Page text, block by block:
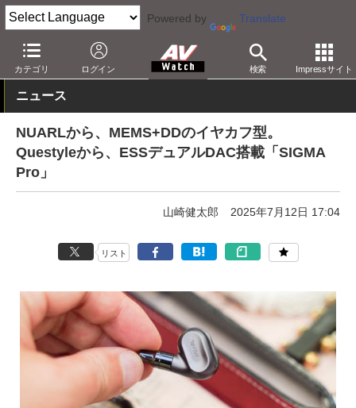
Powered by Translate
カテゴリ ログイン 検索 Impressサイト
AV Watch イベント ポタフェス
ニュース
NUARLから、MEMS+DDのイヤカフ型。
Questyleから、ESSデュアルDAC搭載「SIGMA
Pro」
山崎健太郎 2025年7月12日 17:04
リスト